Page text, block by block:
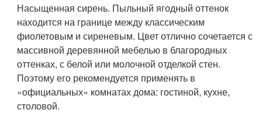
Насыщенная сирень. Пыльный ягодный оттенок
находится на границе между классическим
фиолетовым и сиреневым. Цвет отлично сочетается с
массивной деревянной мебелью в благородных
оттенках, с белой или молочной отделкой стен.
Поэтому его рекомендуется применять в
«официальных» комнатах дома: гостиной, кухне,
столовой.